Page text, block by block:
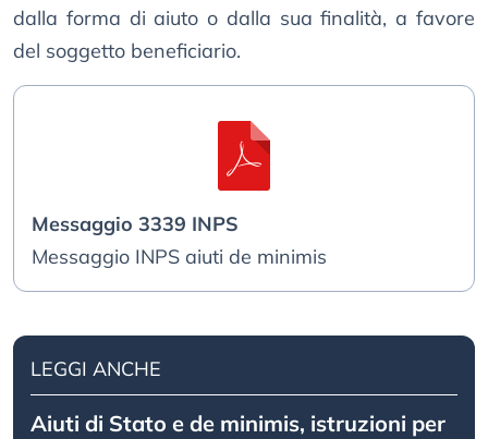
dalla forma di aiuto o dalla sua finalità, a favore
del soggetto beneficiario.
Messaggio 3339 INPS
Messaggio INPS aiuti de minimis
LEGGI ANCHE
Aiuti di Stato e de minimis, istruzioni per